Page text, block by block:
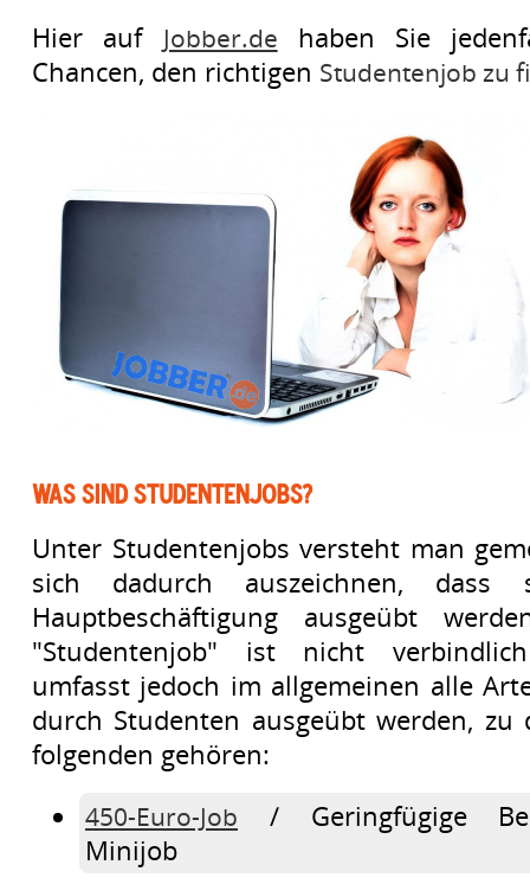
Hier auf
Jobber.de haben Sie
Chancen, den richtigen Studentenjob zu
Was sind Studentenjobs?
Unter Studentenjobs versteht man
sich dadurch auszeichnen,
Hauptbeschäftigung ausgeübt
"Studentenjob" ist nicht
umfasst jedoch im allgemeinen alle
durch Studenten ausgeübt werden, zu
folgenden gehören:
450-Euro-Job / Geringfügige
Minijob